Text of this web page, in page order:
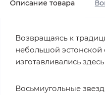
Описание товара
Возвращаясь к
небольшой
изготавливались
Восьмиугольные